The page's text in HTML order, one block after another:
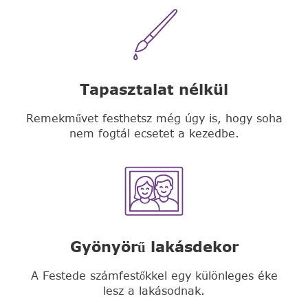
Tapasztalat nélkül
Remekművet festhetsz még úgy is, hogy soha
nem fogtál ecsetet a kezedbe.
Gyönyörű lakásdekor
A Festede számfestőkkel egy különleges éke
lesz a lakásodnak.